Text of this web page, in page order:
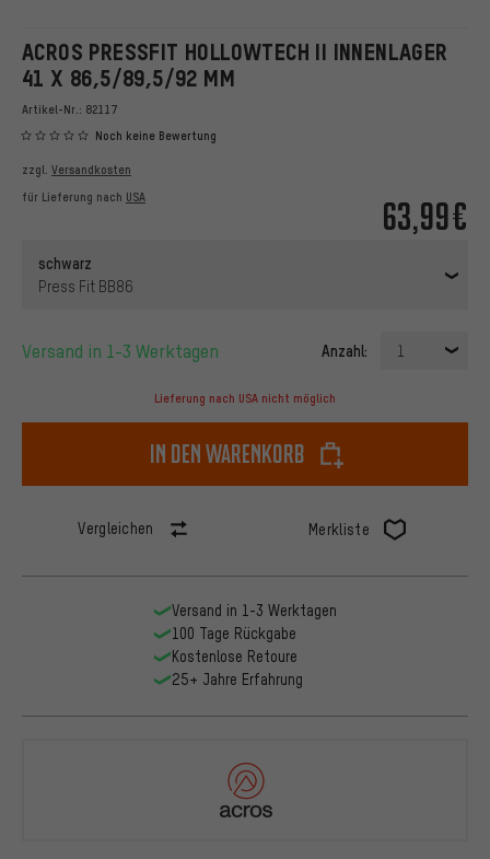
ACROS PRESSFIT HOLLOWTECH II INNENLAGER
41 X 86,5/89,5/92 MM
Artikel-Nr.: 82117
Noch keine Bewertung
63,99€
zzgl. Versandkosten
für Lieferung nach USA
schwarz
Press Fit BB86
Versand in 1-3 Werktagen Anzahl: 1
Lieferung nach USA nicht möglich
In den Warenkorb
Vergleichen Merkliste
Versand in 1-3 Werktagen
100 Tage Rückgabe
Kostenlose Retoure
25+ Jahre Erfahrung